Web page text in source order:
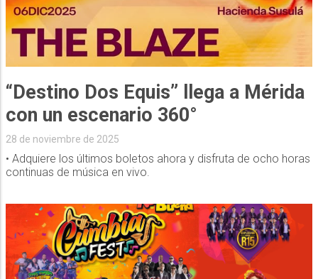
“Destino Dos Equis” llega a Mérida
con un escenario 360°
28 de noviembre de 2025
• Adquiere los últimos boletos ahora y disfruta de ocho horas
continuas de música en vivo.